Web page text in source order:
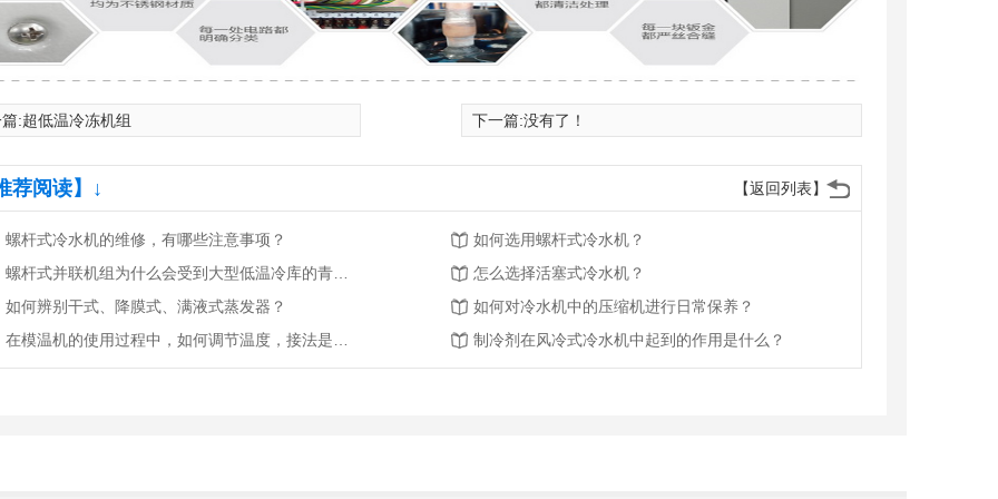
:超低温冷冻机组 下一篇:没有了！
【返回列表】
荐阅读】↓
螺杆式冷水机的维修，有哪些注意事项？
如何选用螺杆式冷水机？
怎么选择活塞式冷水机？
如何辨别干式、降膜式、满液式蒸发器？
如何对冷水机中的压缩机进行日常保养？
制冷剂在风冷式冷水机中起到的作用是什么？